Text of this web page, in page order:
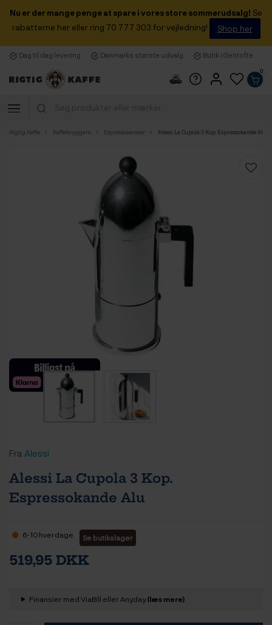
Nu er der mange penge at spare i vores store sommerudsalg! Se
rabatterne her eller ring 70 777 303 for vejledning!
Shop her
Dag til dag levering Danmarks største udvalg Butik i Gentofte
0
Rigtig Kaffe Kaffebryggere Espressokander Alessi La Cupola 3 Kop. Espressokande Alu
Fra Alessi
Alessi La Cupola 3 Kop.
Espressokande Alu
6-10 hverdage Se butikslager
519,95 DKK
Finansier med ViaBill eller Anyday(læs mere)